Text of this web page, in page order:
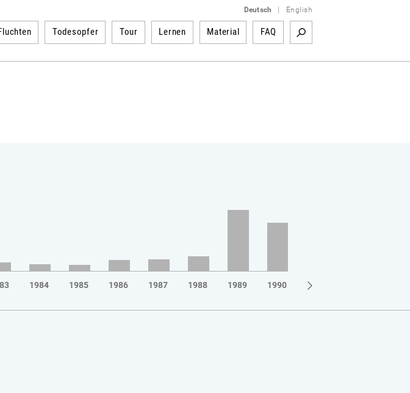
Deutsch English
Todesopfer Tour Lernen Material FAQ
1984 1985 1986 1987 1988 1989 1990